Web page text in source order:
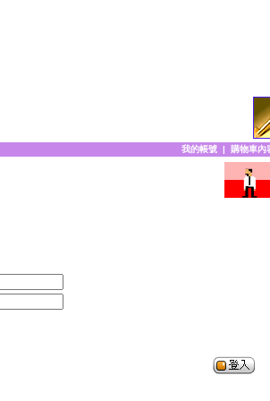
我的帳號 | 購物車內